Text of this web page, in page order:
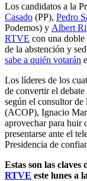
Los candidatos a la
Casado (PP), Pedro
Podemos) y Albert
RTVE con una doble
de la abstención y
sabe a quién votarán
Los líderes de los
de convertir el
según el consultor
(ACOP), Ignacio
aprovechar para huir
presentarse ante el
Presidencia de
Estas son las claves
RTVE este lunes a